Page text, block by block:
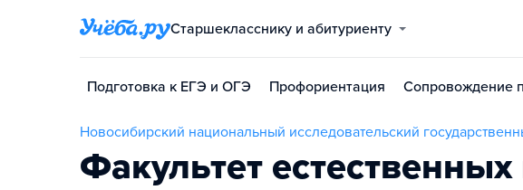
Старшекласснику и абитуриенту
Подготовка к ЕГЭ и ОГЭ Профориентация Сопровождение
Новосибирский национальный исследовательский
Факультет